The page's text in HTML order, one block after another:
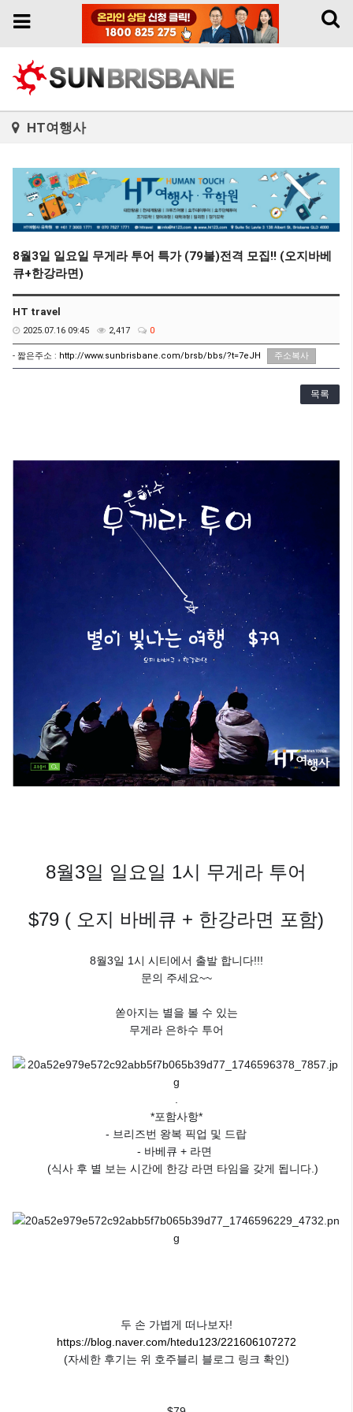
Toggle
Toggle
HT여행사
8월3일 일요일 무게라 투어 특가 (79불)전격 모집!! (오지바베
큐+한강라면)
HT travel
2025.07.16 09:45 2,417 0
- 짧은주소 : http://www.sunbrisbane.com/brsb/bbs/?t=7eJH 주소복사
목록
8월3일 일요일 1시 무게라 투어
$79 ( 오지 바베큐 + 한강라면 포함)
8월3일 1시 시티에서 출발 합니다!!!
문의 주세요~~
쏟아지는 별을 볼 수 있는
무게라 은하수 투어
.
*포함사항*
- 브리즈번 왕복 픽업 및 드랍
- 바베큐 + 라면
(식사 후 별 보는 시간에 한강 라면 타임을 갖게 됩니다.)
두 손 가볍게 떠나보자!
https://blog.naver.com/htedu123/221606107272
(자세한 후기는 위 호주블리 블로그 링크 확인)